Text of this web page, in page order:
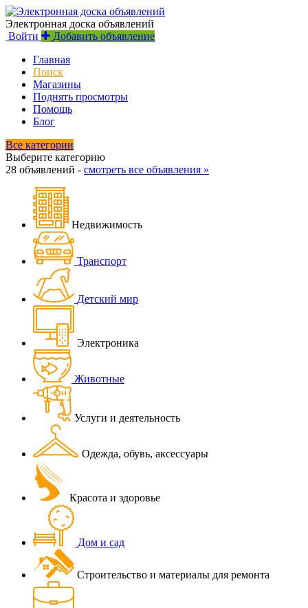
Электронная доска объявлений
Войти
Добавить объявление
Главная
Поиск
Магазины
Поднять просмотры
Помощь
Блог
Все категории
Выберите категорию
28 объявлений - смотреть все объявления »
Недвижимость
Транспорт
Детский мир
Электроника
Животные
Услуги и деятельность
Одежда, обувь, аксессуары
Красота и здоровье
Дом и сад
Строительство и материалы для ремонта